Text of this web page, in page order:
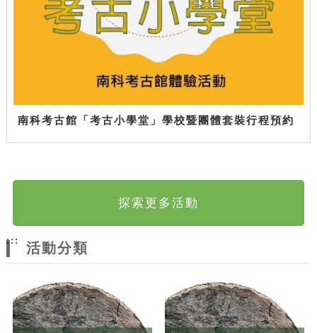
南科考古館「考古小學堂」學校暨團體套裝行程預約
探索更多活動
:::
活動分類